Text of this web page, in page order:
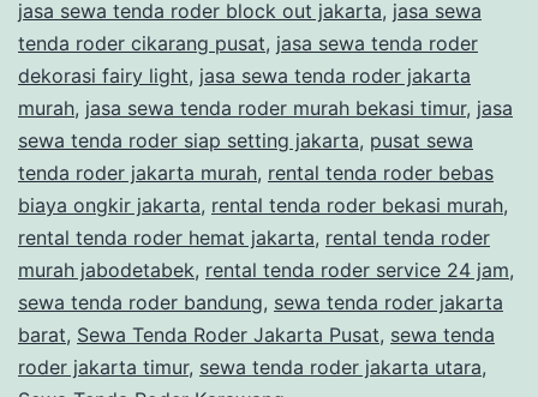
jasa sewa tenda roder block out jakarta, jasa sewa
tenda roder cikarang pusat, jasa sewa tenda roder
dekorasi fairy light, jasa sewa tenda roder jakarta
murah, jasa sewa tenda roder murah bekasi timur, jasa
sewa tenda roder siap setting jakarta, pusat sewa
tenda roder jakarta murah, rental tenda roder bebas
biaya ongkir jakarta, rental tenda roder bekasi murah,
rental tenda roder hemat jakarta, rental tenda roder
murah jabodetabek, rental tenda roder service 24 jam,
sewa tenda roder bandung, sewa tenda roder jakarta
barat, Sewa Tenda Roder Jakarta Pusat, sewa tenda
roder jakarta timur, sewa tenda roder jakarta utara,